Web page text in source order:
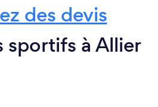
des devis
sportifs à Allier